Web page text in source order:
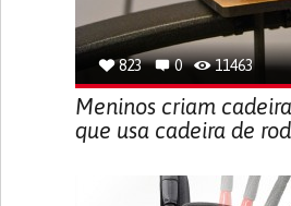
823 0 11463
Meninos criam
que usa cadeira de